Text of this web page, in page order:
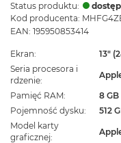
Status produktu:
Kod producenta:
EAN: 195950853414
Ekran
13"
Seria procesora i
rdzenie
Pamięć RAM
8 GB
Pojemność dysku
512
Model karty
graficznej